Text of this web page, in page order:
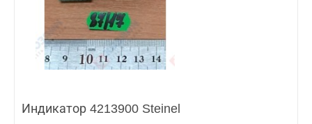
Индикатор 4213900 Steinel